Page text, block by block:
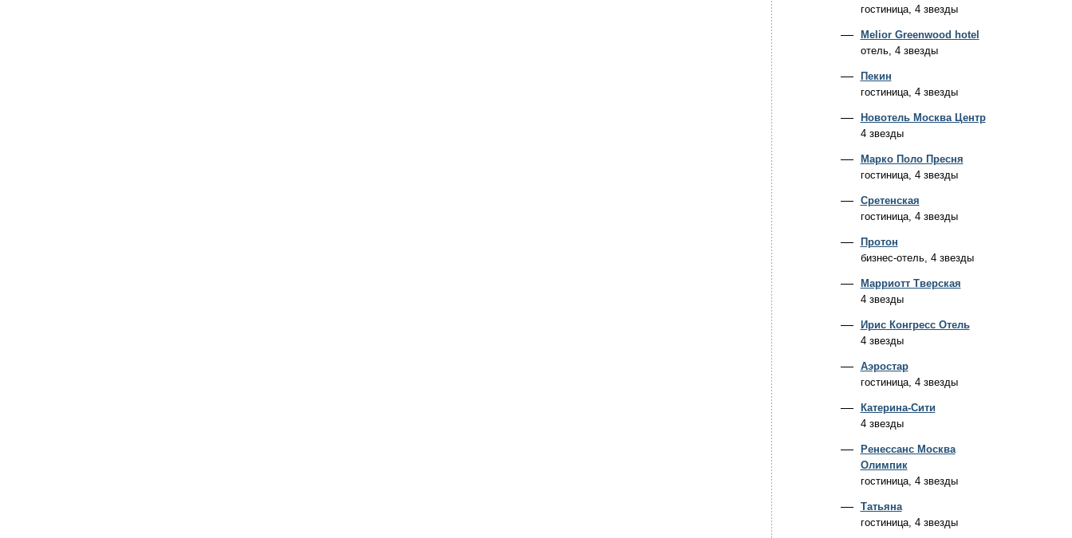
гостиница, 4 звезды
Melior Greenwood hotel
отель, 4 звезды
Пекин
гостиница, 4 звезды
Новотель Москва Центр
4 звезды
Марко Поло Пресня
гостиница, 4 звезды
Сретенская
гостиница, 4 звезды
Протон
бизнес-отель, 4 звезды
Марриотт Тверская
4 звезды
Ирис Конгресс Отель
4 звезды
Аэростар
гостиница, 4 звезды
Катерина-Сити
4 звезды
Ренессанс Москва
Олимпик
гостиница, 4 звезды
Татьяна
гостиница, 4 звезды